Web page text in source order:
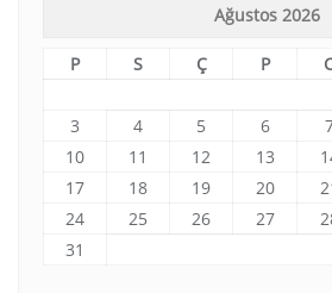
Ağustos 2026
P S Ç P
3
4 5 6
10
11 12 13
17
18 19 20
24
25 26 27
31